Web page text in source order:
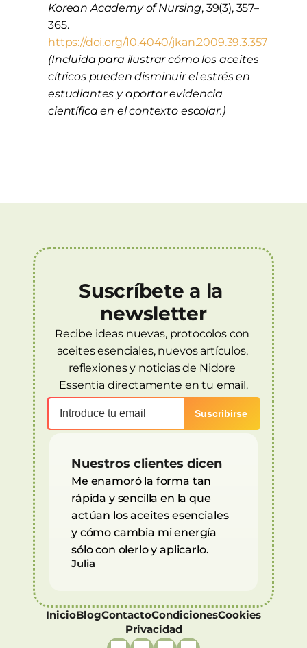
Korean Academy of Nursing, 39(3), 357–
365.
https://doi.org/10.4040/jkan.2009.39.3.357
(Incluida para ilustrar cómo los aceites
cítricos pueden disminuir el estrés en
estudiantes y aportar evidencia
científica en el contexto escolar.)
Suscríbete a la
newsletter
Recibe ideas nuevas, protocolos con
aceites esenciales, nuevos artículos,
reflexiones y noticias de Nidore
Essentia directamente en tu email.
Nuestros clientes dicen
Me enamoró la forma tan
rápida y sencilla en la que
actúan los aceites esenciales
y cómo cambia mi energía
sólo con olerlo y aplicarlo.
Julia
InicioBlogContactoCondicionesCookies
Privacidad